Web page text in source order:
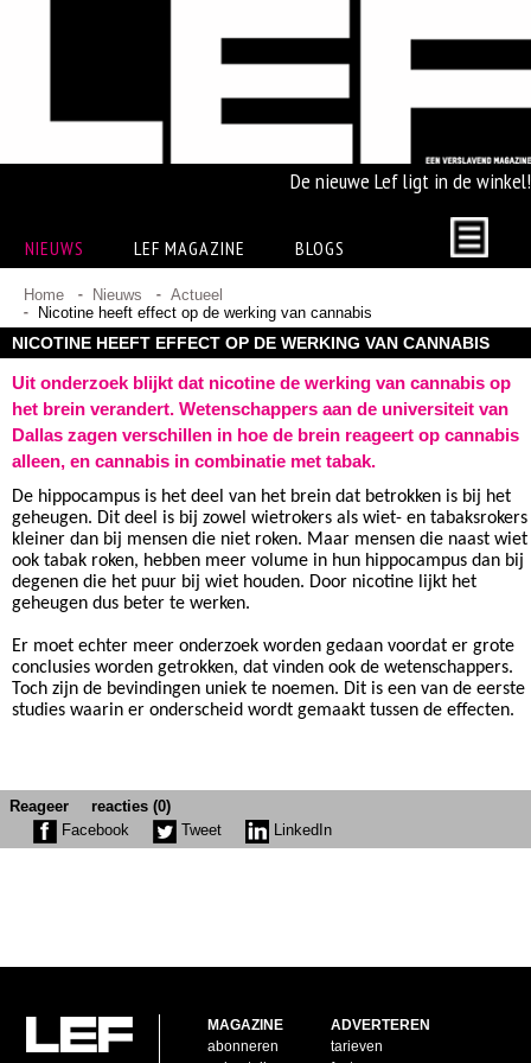
De nieuwe Lef ligt in de winkel!
NIEUWS LEF MAGAZINE BLOGS
Home Nieuws
Actueel
Nicotine heeft effect op de werking van cannabis
NICOTINE HEEFT EFFECT OP DE WERKING VAN CANNABIS
Uit onderzoek blijkt dat nicotine de werking van cannabis op
het brein verandert. Wetenschappers aan de universiteit van
Dallas zagen verschillen in hoe de brein reageert op cannabis
alleen, en cannabis in combinatie met tabak.
De hippocampus is het deel van het brein dat betrokken is bij het
geheugen. Dit deel is bij zowel wietrokers als wiet- en tabaksrokers
kleiner dan bij mensen die niet roken. Maar mensen die naast wiet
ook tabak roken, hebben meer volume in hun hippocampus dan bij
degenen die het puur bij wiet houden. Door nicotine lijkt het
geheugen dus beter te werken.
Er moet echter meer onderzoek worden gedaan voordat er grote
conclusies worden getrokken, dat vinden ook de wetenschappers.
Toch zijn de bevindingen uniek te noemen. Dit is een van de eerste
studies waarin er onderscheid wordt gemaakt tussen de effecten.
Reageer
reacties (0)
Facebook
Tweet LinkedIn
MAGAZINE
abonneren
ADVERTEREN
tarieven